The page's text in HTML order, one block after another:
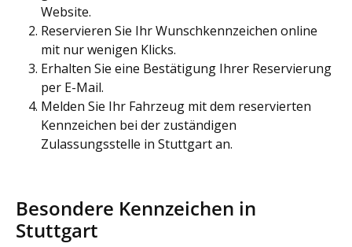
Website.
Reservieren Sie Ihr Wunschkennzeichen online
mit nur wenigen Klicks.
Erhalten Sie eine Bestätigung Ihrer Reservierung
per E-Mail.
Melden Sie Ihr Fahrzeug mit dem reservierten
Kennzeichen bei der zuständigen
Zulassungsstelle in Stuttgart an.
Besondere Kennzeichen in
Stuttgart